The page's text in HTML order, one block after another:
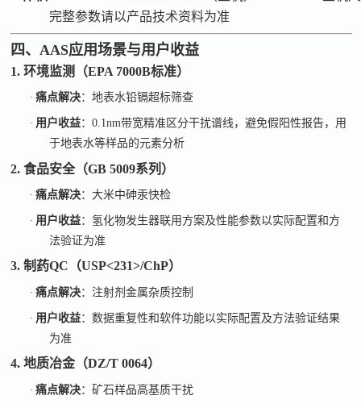
完整参数请以产品技术资料为准
四、 AAS应用场景与用户收益
1. 环境监测（EPA 7000B标准）
·痛点解决：地表水铅镉超标筛查
· 用户收益：0.1nm带宽精准区分干扰谱线，避免假阳性报告，用
于地表水等样品的元素分析
2. 食品安全（GB 5009系列）
·痛点解决：大米中砷汞快检
· 用户收益：氢化物发生器联用方案及性能参数以实际配置和方
法验证为准
3. 制药QC（USP<231>/ChP）
·痛点解决：注射剂金属杂质控制
· 用户收益：数据重复性和软件功能以实际配置及方法验证结果
为准
4. 地质冶金（DZ/T 0064）
·痛点解决：矿石样品高基质干扰